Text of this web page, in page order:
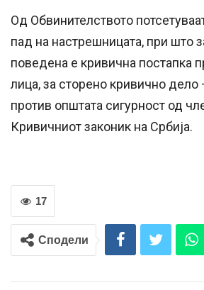
Од Обвинителството
пад на настрешницата, при што
поведена е кривична постапка
лица, за сторено кривично
против општата сигурност од
Кривичниот законик на Србија.
17
Сподели